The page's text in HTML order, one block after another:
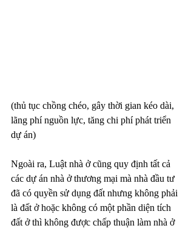
(thủ tục chồng chéo, gây thời gian kéo dài,
lãng phí nguồn lực, tăng chi phí phát triển
dự án)
Ngoài ra, Luật nhà ở cũng quy định tất cả
các dự án nhà ở thương mại mà nhà đầu tư
đã có quyền sử dụng đất nhưng không phải
là đất ở hoặc không có một phần diện tích
đất ở thì không được chấp thuận làm nhà ở